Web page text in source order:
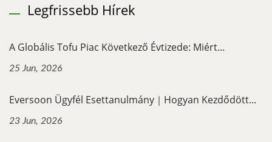
Legfrissebb Hírek
A Globális Tofu Piac Következő Évtizede: Miért...
25 Jun, 2026
Eversoon Ügyfél Esettanulmány｜Hogyan Kezdődött...
23 Jun, 2026